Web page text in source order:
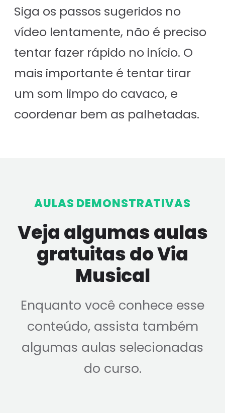
Siga os passos sugeridos no
vídeo lentamente, não é preciso
tentar fazer rápido no início. O
mais importante é tentar tirar
um som limpo do cavaco, e
coordenar bem as palhetadas.
AULAS DEMONSTRATIVAS
Veja algumas aulas
gratuitas do Via
Musical
Enquanto você conhece esse
conteúdo, assista também
algumas aulas selecionadas
do curso.